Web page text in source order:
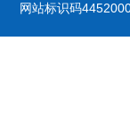
网站标识码